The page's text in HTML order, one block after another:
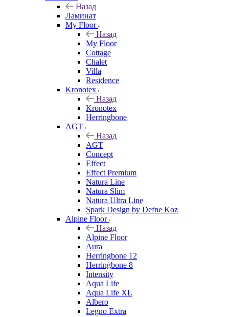
Назад
Ламинат
My Floor
Назад
My Floor
Cottage
Chalet
Villa
Residence
Kronotex
Назад
Kronotex
Herringbone
AGT
Назад
AGT
Concept
Effect
Effect Premium
Natura Line
Natura Slim
Natura Ultra Line
Spark Design by Defne Koz
Alpine Floor
Назад
Alpine Floor
Aura
Herringbone 12
Herringbone 8
Intensity
Aqua Life
Aqua Life XL
Albero
Legno Extra